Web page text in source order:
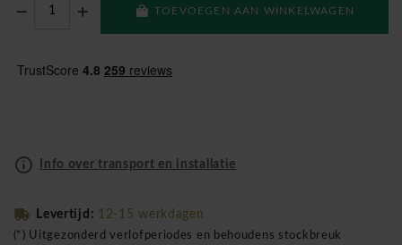
TOEVOEGEN AAN WINKELWAGEN
Info over transport en installatie
Levertijd: 12-15 werkdagen
(*) Uitgezonderd verlofperiodes en behoudens stockbreuk